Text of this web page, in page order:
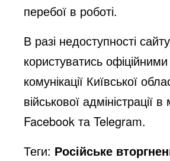
перебої в роботі.
В разі недоступності
користуватись
комунікації Київської
військової адміністрації
Facebook та Telegram.
Теги: Російське